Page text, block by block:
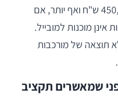
ולהסתיים בדרישה של 450,000 ש"ח ואף יותר, אם
מוכנות למובייל.
תוצאה של מורכבות
שמאשרים תקציב